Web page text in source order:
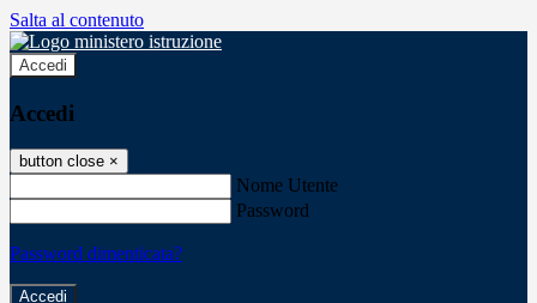
Salta al contenuto
Accedi
Accedi
button close ×
Nome Utente
Password
Password dimenticata?